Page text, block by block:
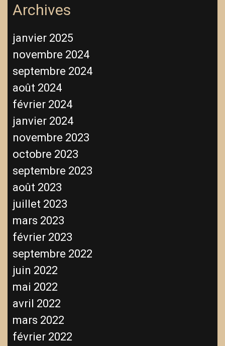
Archives
janvier 2025
novembre 2024
septembre 2024
août 2024
février 2024
janvier 2024
novembre 2023
octobre 2023
septembre 2023
août 2023
juillet 2023
mars 2023
février 2023
septembre 2022
juin 2022
mai 2022
avril 2022
mars 2022
février 2022